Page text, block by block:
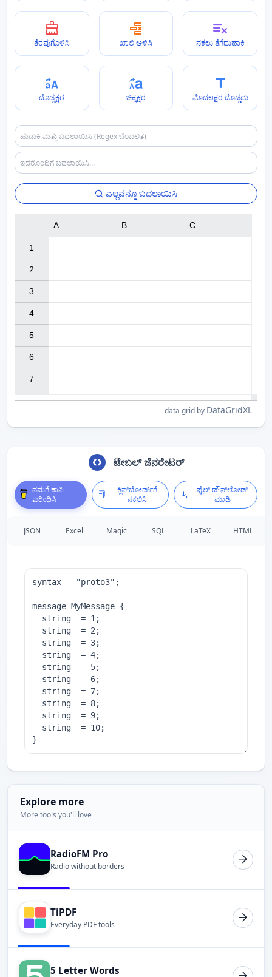
ತೆರವುಗೊಳಿಸಿ ಖಾಲಿ ಅಳಿಸಿ ನಕಲು ತೆಗೆದುಹಾಕಿ
ದೊಡ್ಡಕ್ಷರ ಚಿಕ್ಕಕ್ಷರ ಮೊದಲಕ್ಷರ ದೊಡ್ಡದು
ಎಲ್ಲವನ್ನೂ ಬದಲಾಯಿಸಿ
1
2
3
4
5
6
7
A B C
data grid by DataGridXL
ಟೇಬಲ್ ಜೆನರೇಟರ್
ನಮಗೆ ಕಾಫಿ
ಖರೀದಿಸಿ
ಕ್ಲಿಪ್‌ಬೋರ್ಡ್‌ಗೆ
ನಕಲಿಸಿ
ಫೈಲ್ ಡೌನ್‌ಲೋಡ್
ಮಾಡಿ
JSON Excel Magic SQL LaTeX HTML
Explore more
More tools you'll love
RadioFM Pro
Radio without borders
TiPDF
Everyday PDF tools
5 Letter Words